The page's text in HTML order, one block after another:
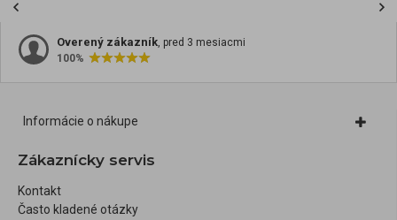
Overený zákazník, pred 3 mesiacmi
100%
Informácie o nákupe
Zákaznícky servis
Kontakt
Často kladené otázky